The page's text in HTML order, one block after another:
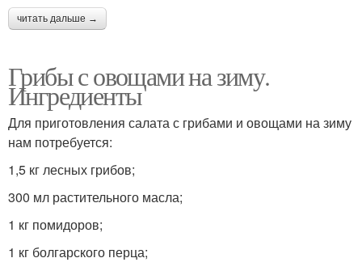
читать дальше →
Грибы с овощами на зиму.
Ингредиенты
Для приготовления салата с грибами и овощами на зиму
нам потребуется:
1,5 кг лесных грибов;
300 мл растительного масла;
1 кг помидоров;
1 кг болгарского перца;